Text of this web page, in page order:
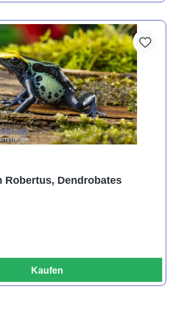
Robertus, Dendrobates
Kaufen